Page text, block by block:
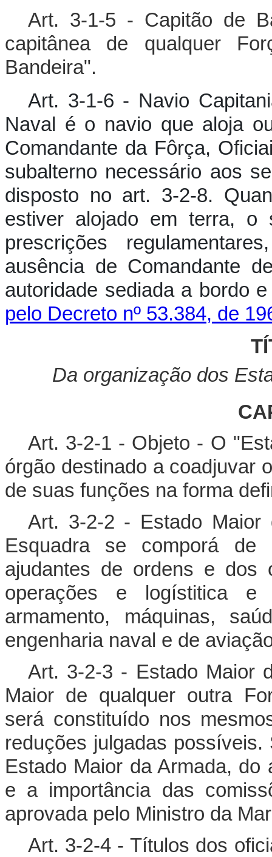
Art. 3-1-5 - Capitão de
capitânea de qualquer
Bandeira".
Art. 3-1-6 - Navio
Naval é o navio que aloja
Comandante da Fôrça,
subalterno necessário aos
disposto no art. 3-2-8.
estiver alojado em terra, o
prescrições
ausência de Comandante
autoridade sediada a
pelo Decreto nº 53.384, de
Da organização dos
Art. 3-2-1 - Objeto - O
órgão destinado a coadjuvar
de suas funções na forma
Art. 3-2-2 - Estado
Esquadra se comporá
ajudantes de ordens e dos
operações e logístitica e
armamento, máquinas,
engenharia naval e de
Art. 3-2-3 - Estado Maior
Maior de qualquer outra
será constituído nos
reduções julgadas
Estado Maior da Armada,
e a importância das
aprovada pelo Ministro da
Art. 3-2-4 - Títulos dos